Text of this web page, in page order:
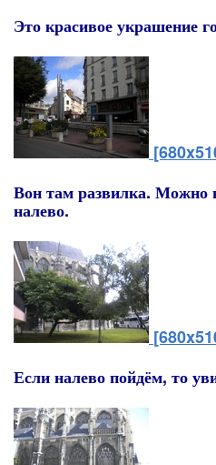
Это красивое украшение
Вон там развилка. Можно
налево.
Если налево пойдём, то